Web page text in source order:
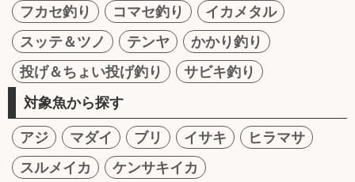
フカセ釣り コマセ釣り
イカメタル
スッテ＆ツノ
テンヤ
かかり釣り
投げ＆ちょい投げ釣り
サビキ釣り
対象魚から探す
アジ マダイ ブリ イサキ
ヒラマサ
スルメイカ
ケンサキイカ